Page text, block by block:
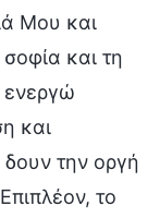
Μου και
και τη
και
την οργή
το